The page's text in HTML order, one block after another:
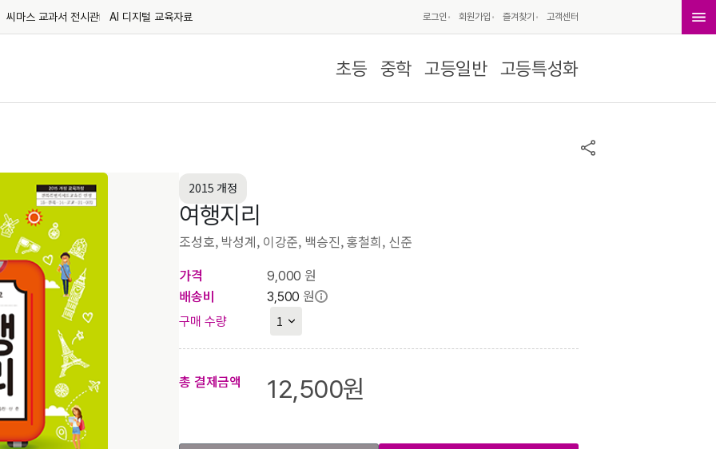
씨마스 교과서 전시관 AI 디지털 교육자료 로그인 회원가입 즐겨찾기 고객센터
초등 중학 고등일반 고등특성화
2015 개정
여행지리
조성호, 박성계, 이강준, 백승진, 홍철희, 신준
가격
9,000 원
배송비
3,500 원
구매 수량
총 결제금액 12,500원